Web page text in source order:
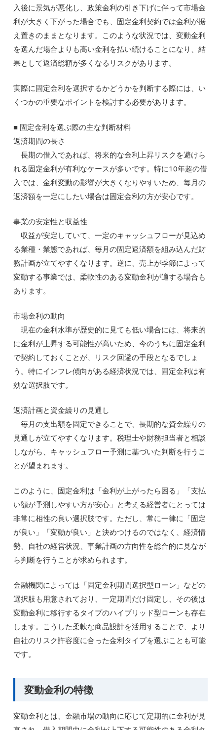
入後に景気が悪化し、政策金利の引き下げに伴って市場金
利が大きく下がった場合でも、固定金利契約では金利が据
え置きのままとなります。このような状況では、変動金利
を選んだ場合よりも高い金利を払い続けることになり、結
果として返済総額が多くなるリスクがあります。
実際に固定金利を選択するかどうかを判断する際には、い
くつかの重要なポイントを検討する必要があります。
■ 固定金利を選ぶ際の主な判断材料
返済期間の長さ
長期の借入であれば、将来的な金利上昇リスクを避けら
れる固定金利が有利なケースが多いです。特に10年超の借
入では、金利変動の影響が大きくなりやすいため、毎月の
返済額を一定にしたい場合は固定金利の方が安心です。
事業の安定性と収益性
収益が安定していて、一定のキャッシュフローが見込め
る業種・業態であれば、毎月の固定返済額を組み込んだ財
務計画が立てやすくなります。逆に、売上が季節によって
変動する事業では、柔軟性のある変動金利が適する場合も
あります。
市場金利の動向
現在の金利水準が歴史的に見ても低い場合には、将来的
に金利が上昇する可能性が高いため、今のうちに固定金利
で契約しておくことが、リスク回避の手段となるでしょ
う。特にインフレ傾向がある経済状況では、固定金利は有
効な選択肢です。
返済計画と資金繰りの見通し
毎月の支出額を固定できることで、長期的な資金繰りの
見通しが立てやすくなります。税理士や財務担当者と相談
しながら、キャッシュフロー予測に基づいた判断を行うこ
とが望まれます。
このように、固定金利は「金利が上がったら困る」「支払
い額が予測しやすい方が安心」と考える経営者にとっては
非常に相性の良い選択肢です。ただし、常に一律に「固定
が良い」「変動が良い」と決めつけるのではなく、経済情
勢、自社の経営状況、事業計画の方向性を総合的に見なが
ら判断を行うことが求められます。
金融機関によっては「固定金利期間選択型ローン」などの
選択肢も用意されており、一定期間だけ固定し、その後は
変動金利に移行するタイプのハイブリッド型ローンも存在
します。こうした柔軟な商品設計を活用することで、より
自社のリスク許容度に合った金利タイプを選ぶことも可能
です。
変動金利の特徴
変動金利とは、金融市場の動向に応じて定期的に金利が見